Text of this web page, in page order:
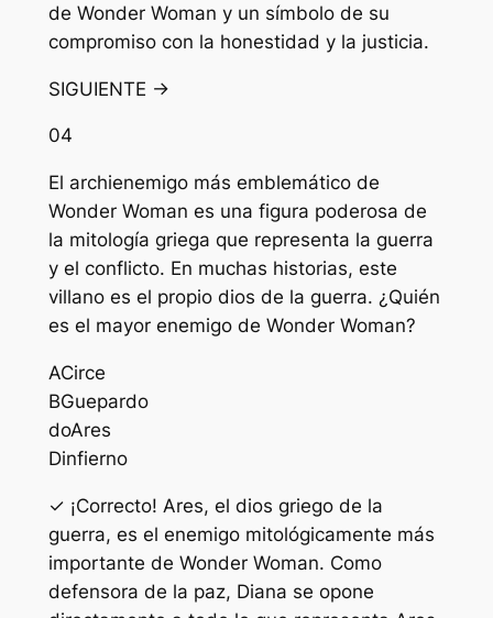
de Wonder Woman y un símbolo de su
compromiso con la honestidad y la justicia.
SIGUIENTE →
04
El archienemigo más emblemático de
Wonder Woman es una figura poderosa de
la mitología griega que representa la guerra
y el conflicto. En muchas historias, este
villano es el propio dios de la guerra. ¿Quién
es el mayor enemigo de Wonder Woman?
ACirce
BGuepardo
doAres
Dinfierno
✓ ¡Correcto! Ares, el dios griego de la
guerra, es el enemigo mitológicamente más
importante de Wonder Woman. Como
defensora de la paz, Diana se opone